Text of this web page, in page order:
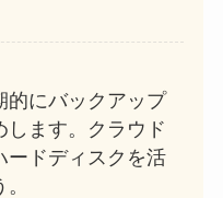
的にバックアップ
します。クラウド
ードディスクを活